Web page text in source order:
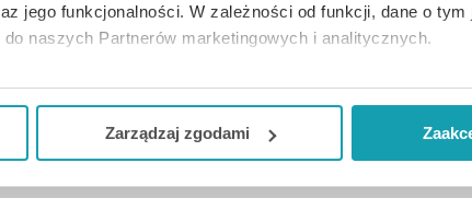
jego funkcjonalności. W zależności od funkcji, dane o
naszych Partnerów marketingowych i analitycznych.
i wybrać tylko niektóre dodatkowe funkcje, z którymi
Zarządzaj zgodami